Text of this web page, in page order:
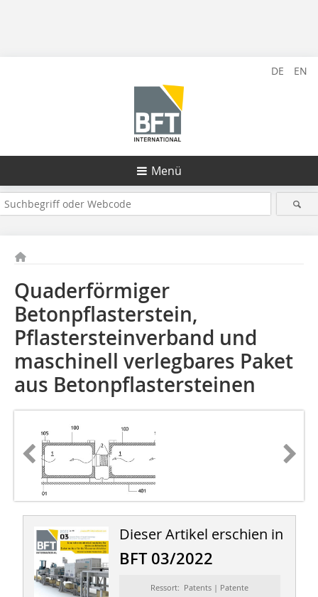
DE EN
Menü
Quaderförmiger
Betonpflasterstein,
Pflastersteinverband und
maschinell verlegbares Paket
aus Betonpflastersteinen
Dieser Artikel erschien in
BFT 03/2022
Ressort: Patents | Patente